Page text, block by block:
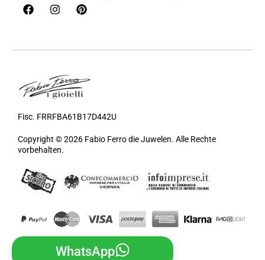
Fisc. FRRFBA61B17D442U
Copyright © 2026 Fabio Ferro die Juwelen. Alle Rechte
vorbehalten.
WhatsApp